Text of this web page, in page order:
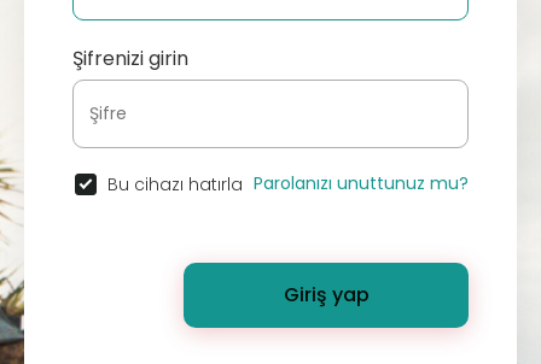
Şifrenizi girin
Bu cihazı hatırla Parolanızı unuttunuz mu?
Giriş yap